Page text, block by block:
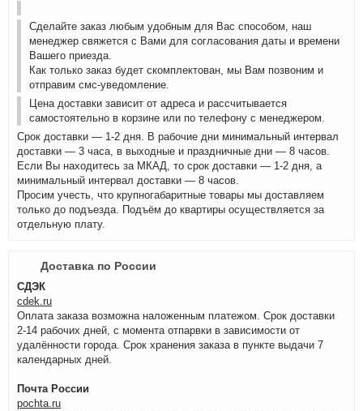
Сделайте заказ любым удобным для Вас способом, наш
менеджер свяжется с Вами для согласования даты и времени
Вашего приезда.
Как только заказ будет скомплектован, мы Вам позвоним и
отправим смс-уведомление.
Цена доставки зависит от адреса и рассчитывается
самостоятельно в корзине или по телефону с менеджером.
Срок доставки — 1-2 дня. В рабочие дни минимальный интервал
доставки — 3 часа, в выходные и праздничные дни — 8 часов.
Если Вы находитесь за МКАД, то срок доставки — 1-2 дня, а
минимальный интервал доставки — 8 часов.
Просим учесть, что крупногабаритные товары мы доставляем
только до подъезда. Подъём до квартиры осуществляется за
отдельную плату.
Доставка по России
СДЭК
cdek.ru
Оплата заказа возможна наложенным платежом. Срок доставки
2-14 рабочих дней, с момента отпарвки в зависимости от
удалённости города. Срок хранения заказа в пункте выдачи 7
календарных дней.
Почта России
pochta.ru